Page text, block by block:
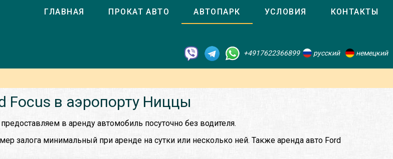
ГЛАВНАЯ ПРОКАТ АВТО АВТОПАРК УСЛОВИЯ КОНТАКТЫ
+4917622366899 русский немецкий
Focus в аэропорту Ниццы
в аренду автомобиль посуточно без водителя.
залога минимальный при аренде на сутки или несколько ней. Также аренда авто Ford